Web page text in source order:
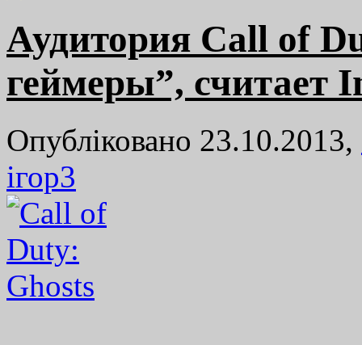
Аудитория Call of
геймеры”, считает
Опубліковано 23.10.2013,
ігор3